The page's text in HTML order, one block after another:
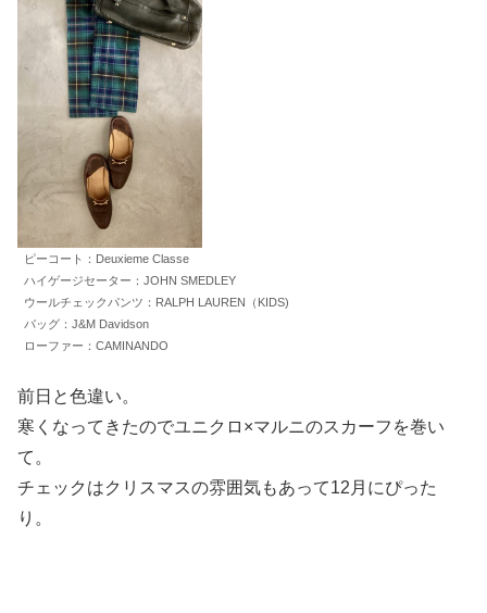
ピーコート：Deuxieme Classe
ハイゲージセーター：JOHN SMEDLEY
ウールチェックパンツ：RALPH LAUREN（KIDS)
バッグ：J&M Davidson
ローファー：CAMINANDO
前日と色違い。
寒くなってきたのでユニクロ×マルニのスカーフを巻い
て。
チェックはクリスマスの雰囲気もあって12月にぴった
り。